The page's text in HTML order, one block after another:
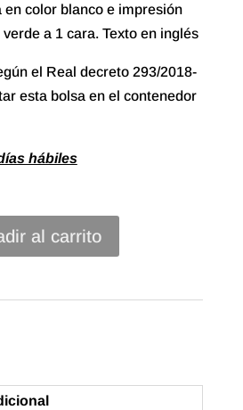
color blanco e impresión
a 1 cara. Texto en inglés
el Real decreto 293/2018-
esta bolsa en el contenedor
hábiles
al carrito